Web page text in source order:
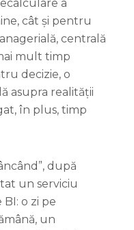
a
cât și pentru
centrală
mult timp
decizie, o
asupra realității
în plus, timp
după
un serviciu
o zi pe
un